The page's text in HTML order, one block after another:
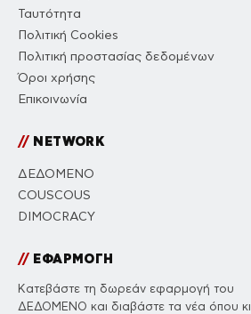
Ταυτότητα
Πολιτική Cookies
Πολιτική προστασίας δεδομένων
Όροι χρήσης
Επικοινωνία
//NETWORK
ΔΕΔΟΜΕΝΟ
COUSCOUS
DIMOCRACY
//ΕΦΑΡΜΟΓΗ
Κατεβάστε τη δωρεάν εφαρμογή του
ΔΕΔΟΜΕΝΟ και διαβάστε τα νέα όπου κι